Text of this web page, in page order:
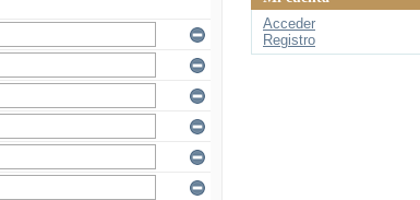
Acceder
Registro